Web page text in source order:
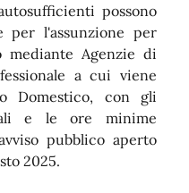
possono
per l'assunzione per
mediante Agenzie di
a cui viene
Domestico, con gli
e le ore minime
pubblico aperto
2025.